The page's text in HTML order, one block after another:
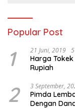
Popular Post
1 21 Juni, 2019
Harga
Rupiah
2 3 September,
Pimda
Dengan